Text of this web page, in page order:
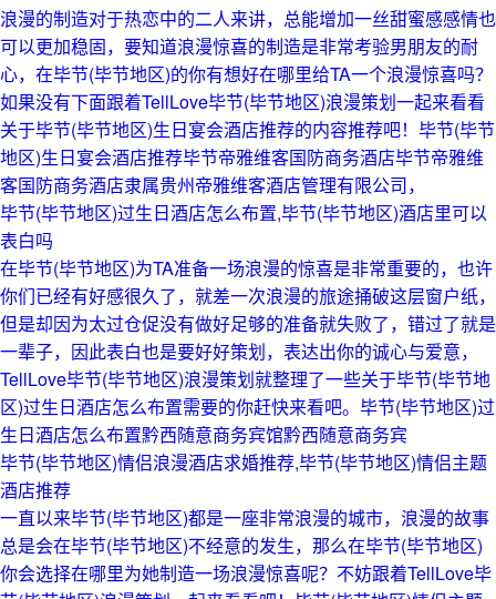
浪漫的制造对于热恋中的二人来讲，总能增加一丝甜蜜感感情也
可以更加稳固，要知道浪漫惊喜的制造是非常考验男朋友的耐
心，在毕节(毕节地区)的你有想好在哪里给TA一个浪漫惊喜吗？
如果没有下面跟着TellLove毕节(毕节地区)浪漫策划一起来看看
关于毕节(毕节地区)生日宴会酒店推荐的内容推荐吧！毕节(毕节
地区)生日宴会酒店推荐毕节帝雅维客国防商务酒店毕节帝雅维
客国防商务酒店隶属贵州帝雅维客酒店管理有限公司，
毕节(毕节地区)过生日酒店怎么布置,毕节(毕节地区)酒店里可以
表白吗
在毕节(毕节地区)为TA准备一场浪漫的惊喜是非常重要的，也许
你们已经有好感很久了，就差一次浪漫的旅途捅破这层窗户纸，
但是却因为太过仓促没有做好足够的准备就失败了，错过了就是
一辈子，因此表白也是要好好策划，表达出你的诚心与爱意，
TellLove毕节(毕节地区)浪漫策划就整理了一些关于毕节(毕节地
区)过生日酒店怎么布置需要的你赶快来看吧。毕节(毕节地区)过
生日酒店怎么布置黔西随意商务宾馆黔西随意商务宾
毕节(毕节地区)情侣浪漫酒店求婚推荐,毕节(毕节地区)情侣主题
酒店推荐
一直以来毕节(毕节地区)都是一座非常浪漫的城市，浪漫的故事
总是会在毕节(毕节地区)不经意的发生，那么在毕节(毕节地区)
你会选择在哪里为她制造一场浪漫惊喜呢？不妨跟着TellLove毕